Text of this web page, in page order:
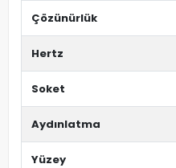
Çözünürlük
Hertz
Soket
Aydınlatma
Yüzey